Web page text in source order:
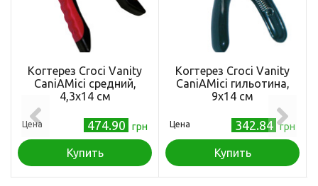
Когтерез Croci Vanity
CaniAMici средний,
4,3х14 см
Цена 474.90 грн
Купить
Когтерез Croci Vanity
CaniAMici гильотина,
9х14 см
Цена 342.84 грн
Купить